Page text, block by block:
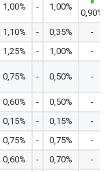
1,00% - 1,00%
0,90%
1,10% - 0,35%
-
1,25% - 1,00%
-
0,75% - 0,50% -
0,60% - 0,50%
-
0,15% - 0,15%
-
0,75% - 0,75%
-
0,60% - 0,70%
-